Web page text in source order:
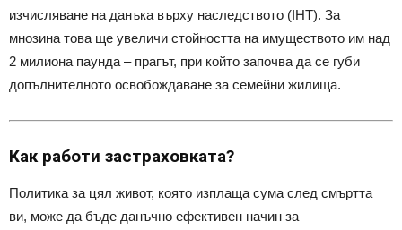
изчисляване на данъка върху наследството (IHT). За
мнозина това ще увеличи стойността на имуществото им над
2 милиона паунда – прагът, при който започва да се губи
допълнителното освобождаване за семейни жилища.
Как работи застраховката?
Политика за цял живот, която изплаща сума след смъртта
ви, може да бъде данъчно ефективен начин за